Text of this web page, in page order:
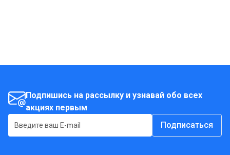
Подпишись на рассылку и узнавай обо всех
акциях первым
Подписаться